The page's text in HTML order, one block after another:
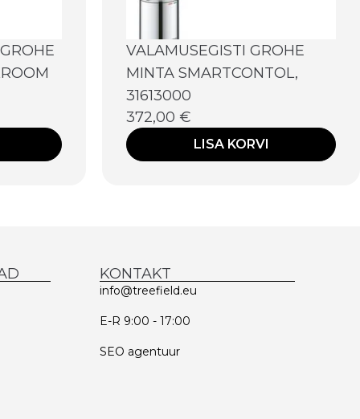
VALAMUSEGISTI GROHE
MINTA SMARTCONTOL,
31613000
372,00 €
LISA KORVI
KONTAKT
info@treefield.eu
E-R 9:00 - 17:00
SEO agentuur